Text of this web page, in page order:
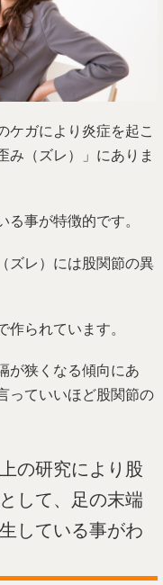
ケガにより炎症を起こ
み（ズレ）」にありま
事が特徴的です。
ズレ）には股関節の異
作られています。
が狭くなる傾向にあ
っていいほど股関節の
の研究により股
して、足の末端
している事がわ